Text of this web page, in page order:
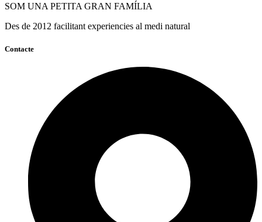
SOM UNA PETITA GRAN FAMÍLIA
Des de 2012 facilitant experiencies al medi natural
Contacte